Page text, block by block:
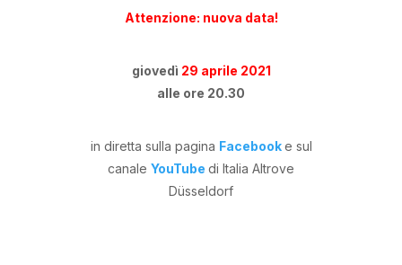
Attenzione: nuova data!
giovedì 29 aprile 2021
alle ore 20.30
in diretta sulla pagina Facebook e sul
canale YouTube di Italia Altrove
Düsseldorf